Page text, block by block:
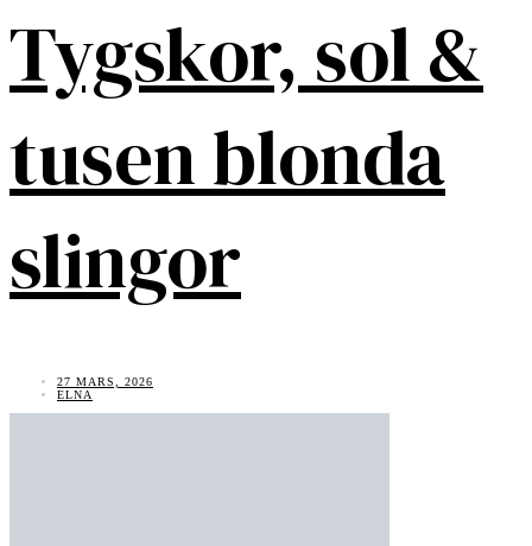
Tygskor, sol &
tusen blonda
slingor
27 MARS, 2026
ELNA